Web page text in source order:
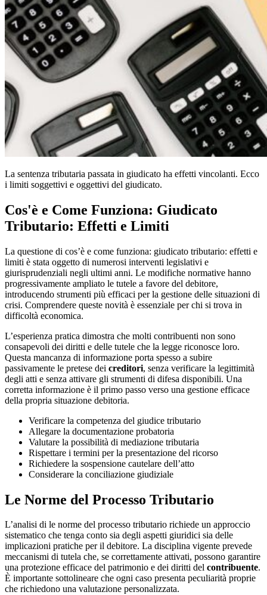
La sentenza tributaria passata in giudicato ha effetti vincolanti. Ecco
i limiti soggettivi e oggettivi del giudicato.
Cos'è e Come Funziona: Giudicato
Tributario: Effetti e Limiti
La questione di cos’è e come funziona: giudicato tributario: effetti e
limiti è stata oggetto di numerosi interventi legislativi e
giurisprudenziali negli ultimi anni. Le modifiche normative hanno
progressivamente ampliato le tutele a favore del debitore,
introducendo strumenti più efficaci per la gestione delle situazioni di
crisi. Comprendere queste novità è essenziale per chi si trova in
difficoltà economica.
L’esperienza pratica dimostra che molti contribuenti non sono
consapevoli dei diritti e delle tutele che la legge riconosce loro.
Questa mancanza di informazione porta spesso a subire
passivamente le pretese dei creditori, senza verificare la legittimità
degli atti e senza attivare gli strumenti di difesa disponibili. Una
corretta informazione è il primo passo verso una gestione efficace
della propria situazione debitoria.
Verificare la competenza del giudice tributario
Allegare la documentazione probatoria
Valutare la possibilità di mediazione tributaria
Rispettare i termini per la presentazione del ricorso
Richiedere la sospensione cautelare dell’atto
Considerare la conciliazione giudiziale
Le Norme del Processo Tributario
L’analisi di le norme del processo tributario richiede un approccio
sistematico che tenga conto sia degli aspetti giuridici sia delle
implicazioni pratiche per il debitore. La disciplina vigente prevede
meccanismi di tutela che, se correttamente attivati, possono garantire
una protezione efficace del patrimonio e dei diritti del contribuente.
È importante sottolineare che ogni caso presenta peculiarità proprie
che richiedono una valutazione personalizzata.